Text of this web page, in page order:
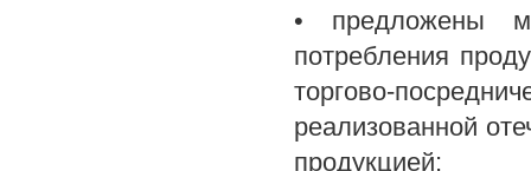
• предложены
потребления
торгово-
реализованной
продукцией;